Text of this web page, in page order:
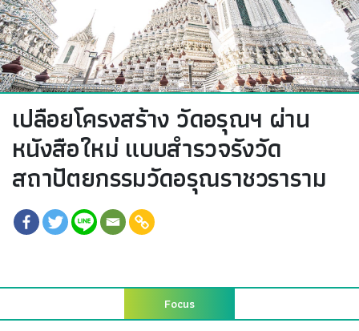
เปลือยโครงสร้าง วัดอรุณฯ ผ่าน
หนังสือใหม่ แบบสำรวจรังวัด
สถาปัตยกรรมวัดอรุณราชวราราม
Focus